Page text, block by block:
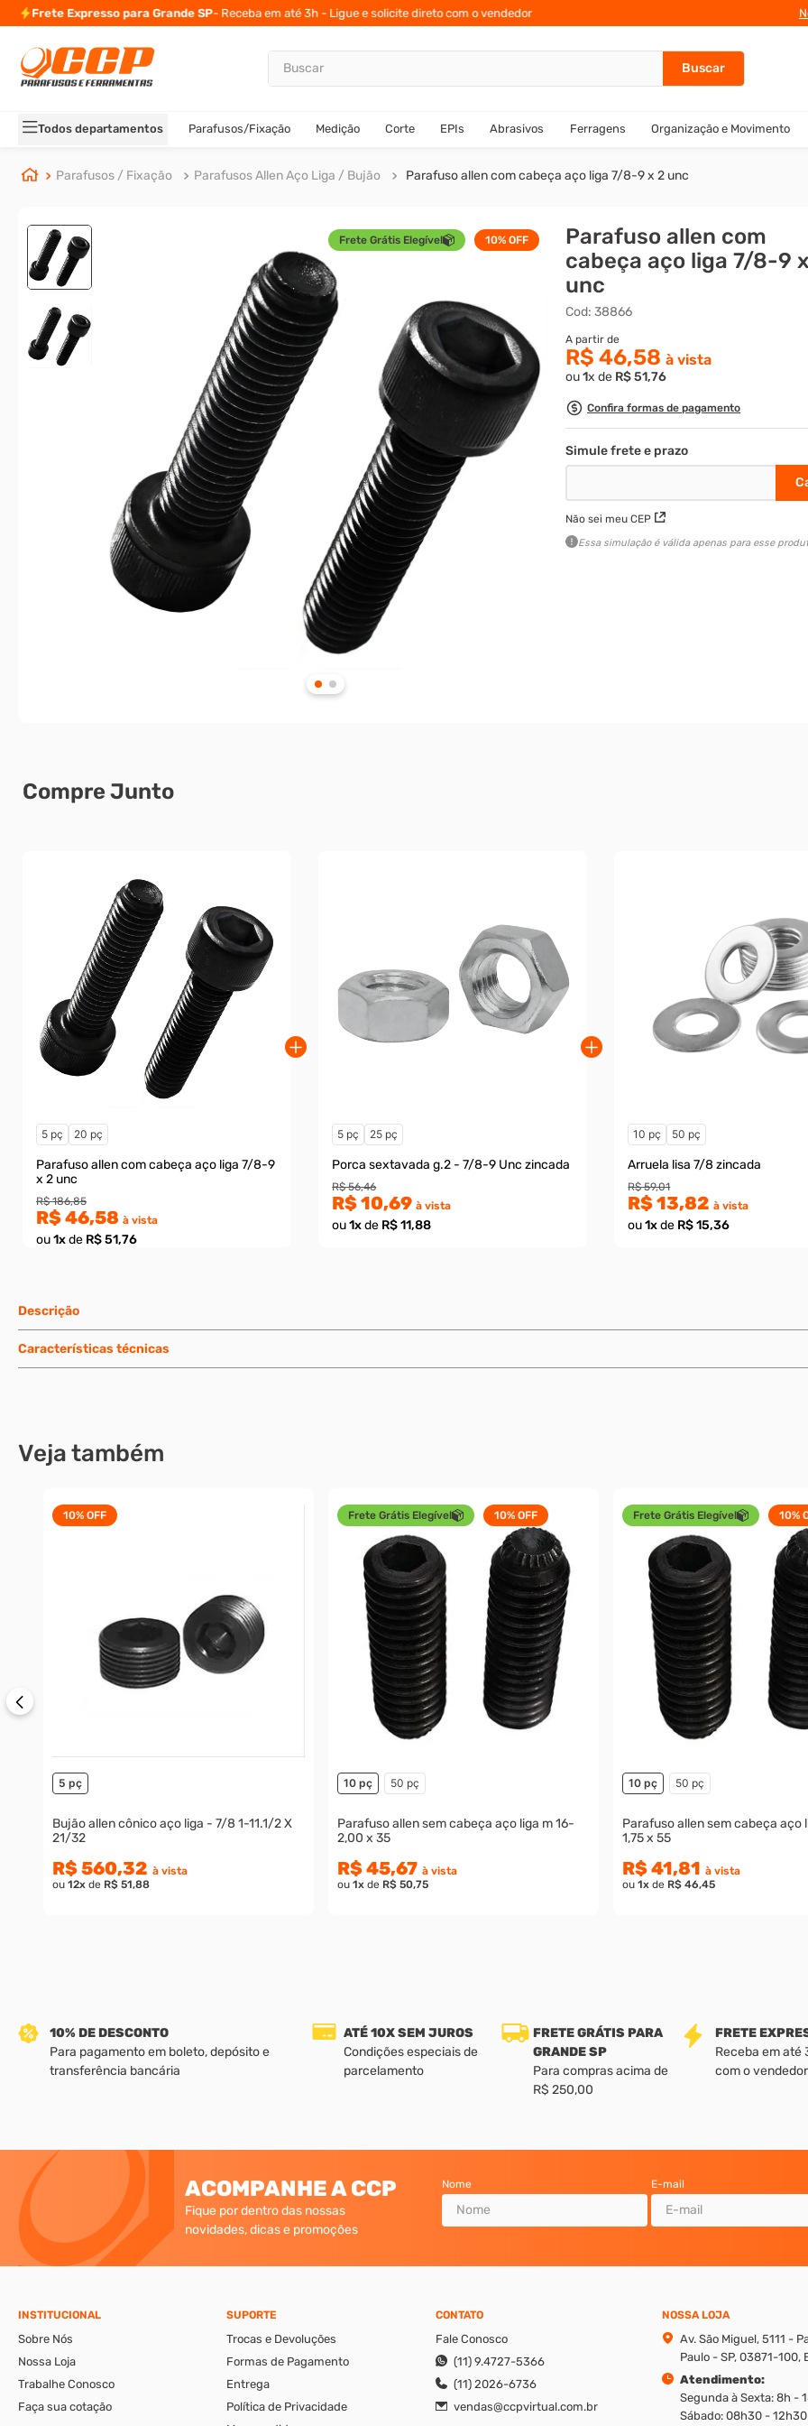
Frete Expresso para Grande SP- Receba em até 3h - Ligue e solicite direto com o vendedor
Buscar
Todos departamentos Parafusos/Fixação Medição Corte EPIs Abrasivos Ferragens Organização e Movimento
Parafusos / Fixação Parafusos Allen Aço Liga / Bujão Parafuso allen com cabeça aço liga 7/8-9 x 2 unc
Frete Grátis Elegível 10%OFF
Parafuso allen com
cabeça aço liga 7/8-9
unc
Cod:38866
R$ 46,58
ou1x de R$51,76
Confira formas de pagamento
Não sei meu CEP
Essa simulação é válida apenas para esse
Compre Junto
5 pç 20 pç
Parafuso allen com cabeça aço liga 7/8-9
x 2 unc
R$ 186,85
R$ 46,58 à vista
ou1xde R$ 51,76
5 pç 25 pç
Porca sextavada g.2 - 7/8-9 Unc zincada
R$ 56,46
R$ 10,69 à vista
ou1xde R$ 11,88
10 pç 50 pç
Arruela lisa 7/8 zincada
R$ 59,01
R$ 13,82 à vista
ou1xde R$ 15,36
Descrição
Características técnicas
Veja também
10%OFF
5 pç
Bujão allen cônico aço liga - 7/8 1-11.1/2 X
21/32
R$ 560,32 à vista
ou 12xde R$ 51,88
Frete Grátis Elegível 10%OFF
10 pç 50 pç
Parafuso allen sem cabeça aço liga m 16-
2,00 x 35
R$ 45,67 à vista
ou 1xde R$ 50,75
Frete Grátis Elegível 10%
10 pç 50 pç
Parafuso allen sem cabeça aço
1,75 x 55
R$ 41,81 à vista
ou 1xde R$ 46,45
10% DE DESCONTO
Para pagamento em boleto, depósito e
transferência bancária
ATÉ 10X SEM JUROS
Condições especiais de
parcelamento
FRETE GRÁTIS PARA
GRANDE SP
Para compras acima de
R$ 250,00
FRETE
Receba em até
com o vendedor
ACOMPANHE A CCP
Fique por dentro das nossas
novidades, dicas e promoções
Nome E-mail
INSTITUCIONAL
Sobre Nós
Nossa Loja
Trabalhe Conosco
Faça sua cotação
SUPORTE
Trocas e Devoluções
Formas de Pagamento
Entrega
Política de Privacidade
CONTATO
Fale Conosco
(11) 9.4727-5366
(11) 2026-6736
vendas@ccpvirtual.com.br
NOSSA LOJA
Av. São Miguel, 5111 -
Paulo - SP, 03871-100,
Atendimento:
Segunda à Sexta: 8h -
Sábado: 08h30 - 12h30
TERMOS MAIS BUSCADOS
2º
porca
3º
parafuso sextavado
º
presto
rodizio
º
parafuso madeira
rebite rosca
º
parafuso allen 5